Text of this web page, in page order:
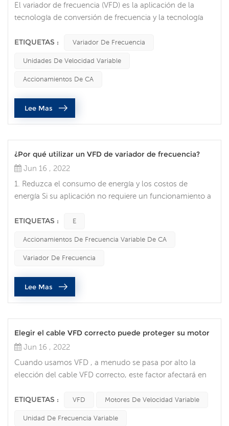
El variador de frecuencia (VFD) es la aplicación de la
tecnología de conversión de frecuencia y la tecnología
accionamiento eléctrico de los motores de CA
conversión de frecuencia nació bajo la amplia demanda
ETIQUETAS : Variador De Frecuencia
Unidades De Velocidad Variable
Accionamientos De CA
Lee Mas
¿Por qué utilizar un VFD de variador de frecuencia?
Jun 16 , 2022
1. Reduzca el consumo de energía y los costos de
energía Si su aplicación no requiere un funcionamiento a
mediante el uso de un variador de frecuencia para
velocidad de los equipos accionados por motor a los
ETIQUETAS : E
Accionamientos De Frecuencia Variable De CA
Variador De Frecuencia
Lee Mas
Elegir el cable VFD correcto puede proteger su motor
Jun 16 , 2022
Cuando usamos VFD , a menudo se pasa por alto la
elección del cable VFD correcto, este factor afectará en
cable VFD ahora como su póliza de seguro para su
ETIQUETAS : VFD Motores De Velocidad Variable
Unidad De Frecuencia Variable